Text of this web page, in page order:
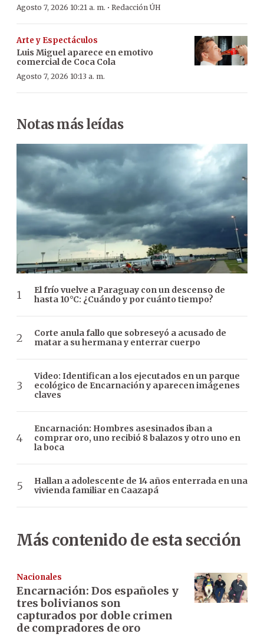
Agosto 7, 2026 10:21 a. m. · Redacción ÚH
Arte y Espectáculos
Luis Miguel aparece en emotivo
comercial de Coca Cola
Agosto 7, 2026 10:13 a. m.
Notas más leídas
El frío vuelve a Paraguay con un descenso de
hasta 10°C: ¿Cuándo y por cuánto tiempo?
Corte anula fallo que sobreseyó a acusado de
matar a su hermana y enterrar cuerpo
Video: Identifican a los ejecutados en un parque
ecológico de Encarnación y aparecen imágenes
claves
Encarnación: Hombres asesinados iban a
comprar oro, uno recibió 8 balazos y otro uno en
la boca
Hallan a adolescente de 14 años enterrada en una
vivienda familiar en Caazapá
Más contenido de esta sección
Nacionales
Encarnación: Dos españoles y
tres bolivianos son
capturados por doble crimen
de compradores de oro